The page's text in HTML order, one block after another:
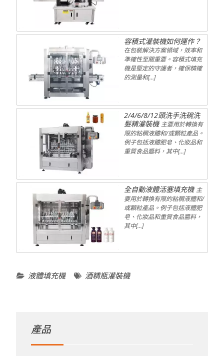
容積式灌裝機如何運作？
在包裝解決方案領域，效率和
準確性至關重要。容積式填充
機是堅定的守護者，確保精確
的測量和[...]
2/4/6/8/12頭洗手洗碗洗
髮精灌裝機 主要用於轉換有
限的粘稠液體和/或顆粒產品。
例子包括液體肥皂、化妝品和
重質食品醬料，其中[...]
全自動液體活塞填充機 主
要用於轉換有限的粘稠液體和/
或顆粒產品。例子包括液體肥
皂、化妝品和重質食品醬料，
其中[...]
液體填充機 酒精瓶灌裝機
產品